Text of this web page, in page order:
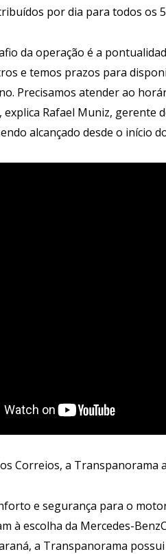
por dia para todos os
da operação é a
e temos prazos para
Precisamos atender ao
explica Rafael Muniz, gerente
alcançado desde o início
Correios, a Transpanorama
e segurança para o
à escolha da Mercedes-
a Transpanorama